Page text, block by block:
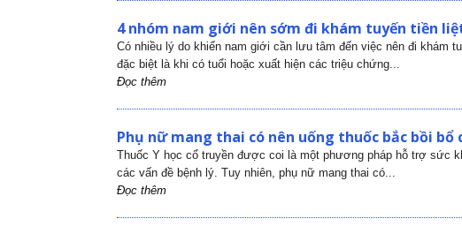
4 nhóm nam giới nên sớm đi khám tuyến tiền
Có nhiều lý do khiến nam giới cần lưu tâm đến việc nên đi khám
đặc biệt là khi có tuổi hoặc xuất hiện các triệu chứng...
Đọc thêm
Phụ nữ mang thai có nên uống thuốc bắc bồi bổ
Thuốc Y học cổ truyền được coi là một phương pháp hỗ trợ sức
các vấn đề bệnh lý. Tuy nhiên, phụ nữ mang thai có...
Đọc thêm